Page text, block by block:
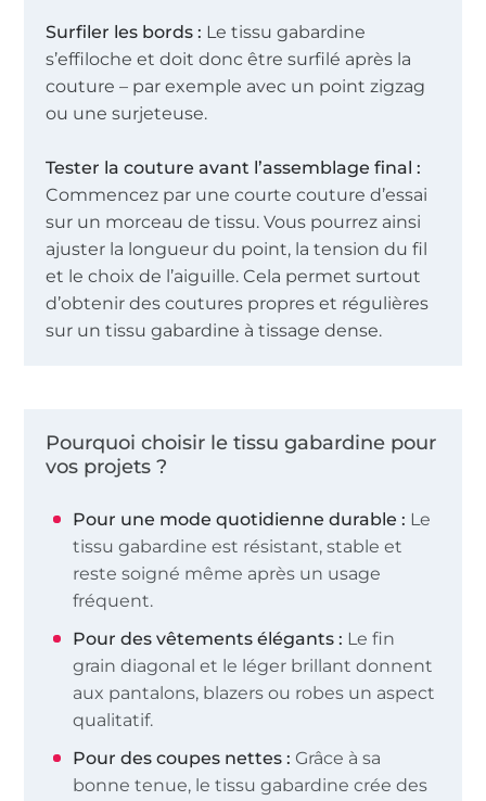
Surfiler les bords : Le tissu gabardine
s’effiloche et doit donc être surfilé après la
couture – par exemple avec un point zigzag
ou une surjeteuse.
Tester la couture avant l’assemblage final :
Commencez par une courte couture d’essai
sur un morceau de tissu. Vous pourrez ainsi
ajuster la longueur du point, la tension du fil
et le choix de l’aiguille. Cela permet surtout
d’obtenir des coutures propres et régulières
sur un tissu gabardine à tissage dense.
Pourquoi choisir le tissu gabardine pour
vos projets ?
Pour une mode quotidienne durable : Le
tissu gabardine est résistant, stable et
reste soigné même après un usage
fréquent.
Pour des vêtements élégants : Le fin
grain diagonal et le léger brillant donnent
aux pantalons, blazers ou robes un aspect
qualitatif.
Pour des coupes nettes : Grâce à sa
bonne tenue, le tissu gabardine crée des